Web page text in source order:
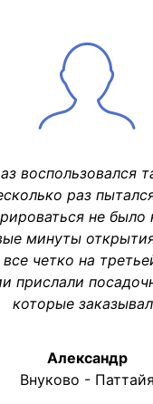
воспользовался
раз
не
минуты
все четко на
прислали
которые
Александр
Внуково - Паттайя